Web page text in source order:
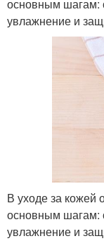
основным шагам:
увлажнение и
В уходе за кожей
основным шагам:
увлажнение и